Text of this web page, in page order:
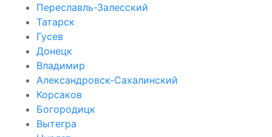
Переславль-Залесский
Татарск
Гусев
Донецк
Владимир
Александровск-Сахалинский
Корсаков
Богородицк
Вытегра